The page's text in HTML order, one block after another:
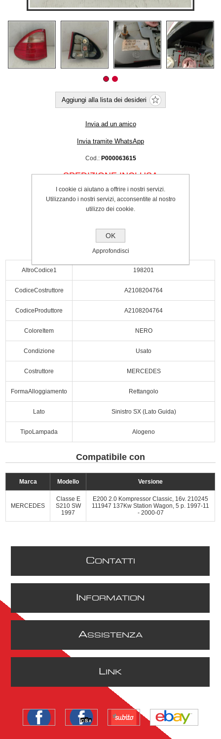
Aggiungi alla lista dei desideri
Invia ad un amico
Invia tramite WhatsApp
Cod.: P000063615
SPEDIZIONE INCLUSA
€47.00
Acquista
AltroCodice1 198201
CodiceCostruttore A2108204764
CodiceProduttore A2108204764
ColoreItem NERO
Condizione Usato
Costruttore MERCEDES
FormaAlloggiamento Rettangolo
Lato Sinistro SX (Lato Guida)
TipoLampada Alogeno
Compatibile con
Marca Modello Versione
MERCEDES
Classe E
S210 SW
1997
E200 2.0 Kompressor Classic, 16v. 210245
111947 137Kw Station Wagon, 5 p. 1997-11
- 2000-07
CONTATTI
NFORMATION
ASSISTENZA
L INK
I cookie ci aiutano a offrire i nostri servizi.
Utilizzando i nostri servizi, acconsentite al nostro
utilizzo dei cookie.
OK
Approfondisci